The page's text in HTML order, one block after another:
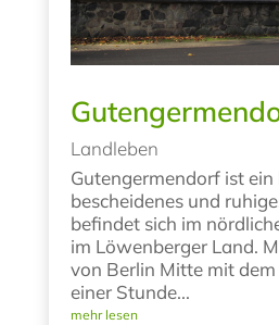
Landleben
Gutengermendorf ist ein
bescheidenes und
befindet sich im
im Löwenberger Land.
von Berlin Mitte mit
einer Stunde...
mehr lesen